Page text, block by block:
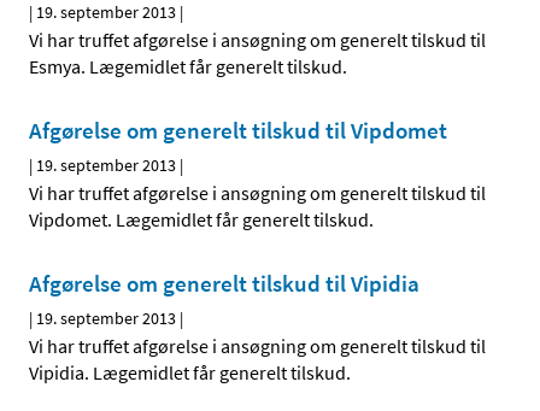
| 19. september 2013 |
Vi har truffet afgørelse i ansøgning om generelt tilskud til
Esmya. Lægemidlet får generelt tilskud.
Afgørelse om generelt tilskud til Vipdomet
| 19. september 2013 |
Vi har truffet afgørelse i ansøgning om generelt tilskud til
Vipdomet. Lægemidlet får generelt tilskud.
Afgørelse om generelt tilskud til Vipidia
| 19. september 2013 |
Vi har truffet afgørelse i ansøgning om generelt tilskud til
Vipidia. Lægemidlet får generelt tilskud.